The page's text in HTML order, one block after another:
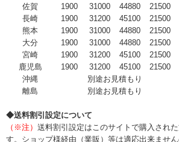
佐賀
1900 31000 44880
21500
長崎
1900 31200 45100
21500
熊本
1900 31000 44880
21500
大分
1900 31000 44880
21500
宮崎
1900 31200 45100
21500
鹿児島
1900 31200 45100
21500
沖縄
別途お見積もり
離島
別途お見積もり
◆送料割引設定について
（※注） 送料割引設定はこのサイトで購入され
す。ショップ様経由（業販）等は適応出来ません